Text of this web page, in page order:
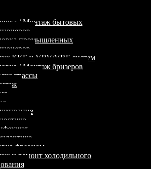
/ Монтаж бытовых
промышленных
ККБ и VRV/VRF систем
/ Монтаж бризеров
трассы
фреоном
и ремонт холодильного